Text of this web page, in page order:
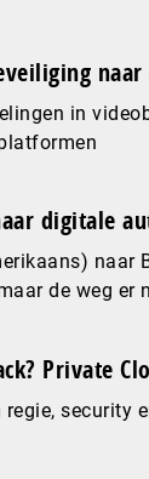
naar
in
digitale
naar
de weg er
Private
regie, security